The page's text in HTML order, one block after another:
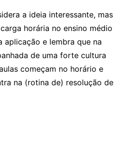
a ideia interessante, mas
horária no ensino médio
aplicação e lembra que na
de uma forte cultura
começam no horário e
na (rotina de) resolução de